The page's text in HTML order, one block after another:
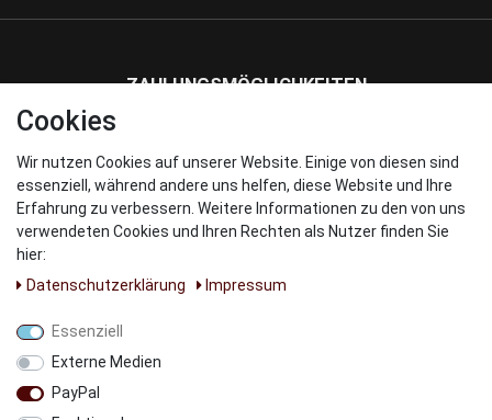
ZAHLUNGSMÖGLICHKEITEN
WIR VERSENDEN MIT
Cookies
Wir nutzen Cookies auf unserer Website. Einige von diesen sind
essenziell, während andere uns helfen, diese Website und Ihre
Erfahrung zu verbessern. Weitere Informationen zu den von uns
verwendeten Cookies und Ihren Rechten als Nutzer finden Sie
hier:
Daten­schutz­erklärung
Impressum
Essenziell
Externe Medien
PayPal